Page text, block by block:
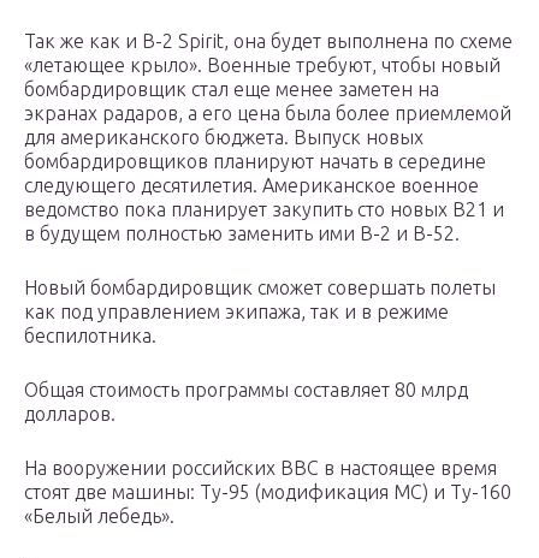
Так же как и В-2 Spirit, она будет выполнена по схеме
«летающее крыло». Военные требуют, чтобы новый
бомбардировщик стал еще менее заметен на
экранах радаров, а его цена была более приемлемой
для американского бюджета. Выпуск новых
бомбардировщиков планируют начать в середине
следующего десятилетия. Американское военное
ведомство пока планирует закупить сто новых В21 и
в будущем полностью заменить ими В-2 и В-52.
Новый бомбардировщик сможет совершать полеты
как под управлением экипажа, так и в режиме
беспилотника.
Общая стоимость программы составляет 80 млрд
долларов.
На вооружении российских ВВС в настоящее время
стоят две машины: Ту-95 (модификация МС) и Ту-160
«Белый лебедь».